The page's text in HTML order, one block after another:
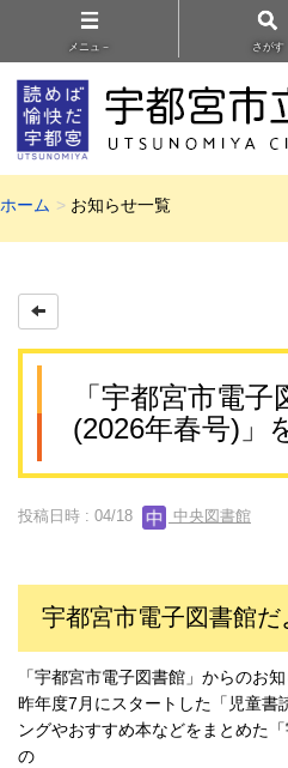
メニュ－ さがす
ホーム お知らせ一覧
「宇都宮市電子
(2026年春号)」
投稿日時 : 04/18 中央図書館
宇都宮市電子図書館だ
「宇都宮市電子図書館」からのお知
昨年度7月にスタートした「児童書
ングやおすすめ本などをまとめた
の